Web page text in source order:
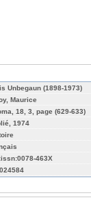
Unbegaun (1898-1973)
Maurice
18, 3, page (629-633)
1974
463X